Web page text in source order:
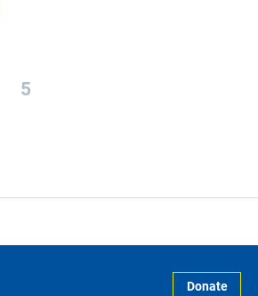
5
Donate